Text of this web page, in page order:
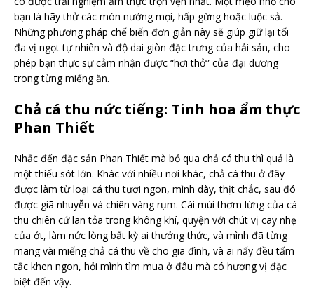
bạn là hãy thử các món nướng mọi, hấp gừng hoặc luộc sả.
Những phương pháp chế biến đơn giản này sẽ giúp giữ lại tối
đa vị ngọt tự nhiên và độ dai giòn đặc trưng của hải sản, cho
phép bạn thực sự cảm nhận được “hơi thở” của đại dương
trong từng miếng ăn.
Chả cá thu nức tiếng: Tinh hoa ẩm thực
Phan Thiết
Nhắc đến đặc sản Phan Thiết mà bỏ qua chả cá thu thì quả là
một thiếu sót lớn. Khác với nhiều nơi khác, chả cá thu ở đây
được làm từ loại cá thu tươi ngon, mình dày, thịt chắc, sau đó
được giã nhuyễn và chiên vàng rụm. Cái mùi thơm lừng của cá
thu chiên cứ lan tỏa trong không khí, quyện với chút vị cay nhẹ
của ớt, làm nức lòng bất kỳ ai thưởng thức, và mình đã từng
mang vài miếng chả cá thu về cho gia đình, và ai nấy đều tấm
tắc khen ngon, hỏi mình tìm mua ở đâu mà có hương vị đặc
biệt đến vậy.